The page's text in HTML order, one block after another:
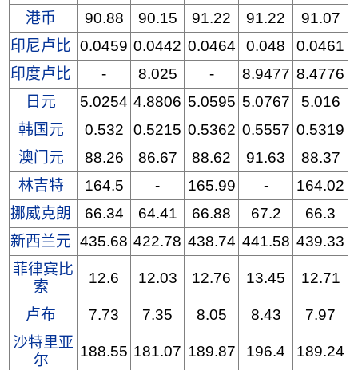
港币
90.88 90.15 91.22 91.22
91.07
印尼卢比 0.0459 0.0442 0.0464 0.048
0.0461
印度卢比
- 8.025 - 8.9477 8.4776
日元
5.0254 4.8806 5.0595 5.0767
5.016
韩国元
0.532 0.5215 0.5362 0.5557 0.5319
澳门元
88.26 86.67 88.62 91.63
88.37
林吉特
164.5 - 165.99 -
164.02
挪威克朗
66.34 64.41 66.88 67.2
66.3
新西兰元 435.68 422.78 438.74 441.58 439.33
菲律宾比
索
12.6 12.03 12.76 13.45 12.71
卢布 7.73 7.35 8.05 8.43
7.97
沙特里亚
尔
188.55 181.07 189.87 196.4 189.24